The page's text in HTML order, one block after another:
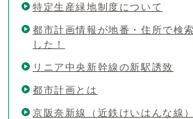
特定生産緑地制度について
都市計画情報が地番・住所で検
した！
リニア中央新幹線の新駅誘致
都市計画とは
京阪奈新線（近鉄けいはんな線